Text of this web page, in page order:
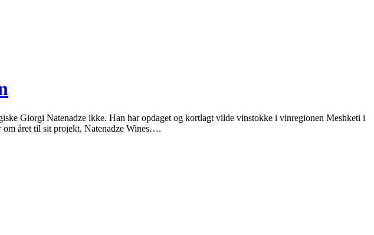
Giorgi Natenadze ikke. Han har opdaget og kortlagt vilde vinstokke i vinregionen Meshketi i
om året til sit projekt, Natenadze Wines….